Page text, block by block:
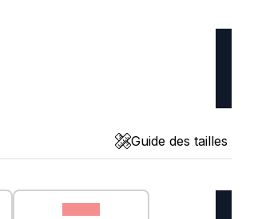
Guide des tailles